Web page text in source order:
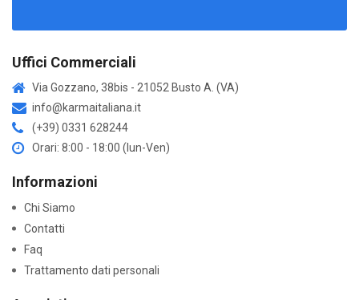
Uffici Commerciali
Via Gozzano, 38bis - 21052 Busto A. (VA)
info@karmaitaliana.it
(+39) 0331 628244
Orari: 8:00 - 18:00 (lun-Ven)
Informazioni
Chi Siamo
Contatti
Faq
Trattamento dati personali